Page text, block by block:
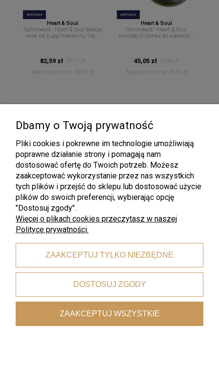
promocja
Heart & Soul
Schonwald - Heart & Soul Breeze
misa na zupy/ makarony 19cm
82,59 zł 97,17 zł
Najniższa cena:
82,59 zł
promocja
Heart & Soul
Schonwald - Heart & Soul
Avocado filiżanka do espresso z
45,05 zł
53,00 zł
Najniższa cena:
45,05 zł
promocja
Heart & Soul
Schonwald - Heart & Soul Thyme
misa na zupy/ makarony 23cm
1,5l H&S
Najniższa cena:116,05 zł
promocja
Schonwald - Heart & Soul Thyme
misa na zupy/ makarony 19cm
Najniższa cena:82,59 zł
Dbamy o Twoją prywatność
Pliki cookies i pokrewne im technologie umożliwiają
poprawne działanie strony i pomagają nam
dostosować ofertę do Twoich potrzeb. Możesz
zaakceptować wykorzystanie przez nas wszystkich
tych plików i przejść do sklepu lub dostosować użycie
plików do swoich preferencji, wybierając opcję
"Dostosuj zgody".
Więcej o plikach cookies przeczytasz w naszej
Polityce prywatności.
ZAAKCEPTUJ TYLKO NIEZBĘDNE
DOSTOSUJ ZGODY
ZAAKCEPTUJ WSZYSTKIE